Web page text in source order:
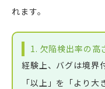
れます。
1. 欠陥検出率の高
経験上、バグは境界
「以上」を「より